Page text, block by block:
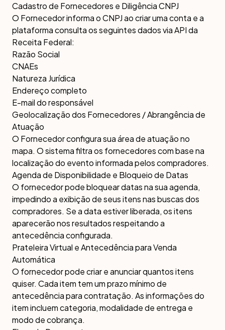
Cadastro de Fornecedores e Diligência CNPJ
O Fornecedor informa o CNPJ ao criar uma conta e a
plataforma consulta os seguintes dados via API da
Receita Federal:
Razão Social
CNAEs
Natureza Jurídica
Endereço completo
E-mail do responsável
Geolocalização dos Fornecedores / Abrangência de
Atuação
O Fornecedor configura sua área de atuação no
mapa. O sistema filtra os fornecedores com base na
localização do evento informada pelos compradores.
Agenda de Disponibilidade e Bloqueio de Datas
O fornecedor pode bloquear datas na sua agenda,
impedindo a exibição de seus itens nas buscas dos
compradores. Se a data estiver liberada, os itens
aparecerão nos resultados respeitando a
antecedência configurada.
Prateleira Virtual e Antecedência para Venda
Automática
O fornecedor pode criar e anunciar quantos itens
quiser. Cada item tem um prazo mínimo de
antecedência para contratação. As informações do
item incluem categoria, modalidade de entrega e
modo de cobrança.